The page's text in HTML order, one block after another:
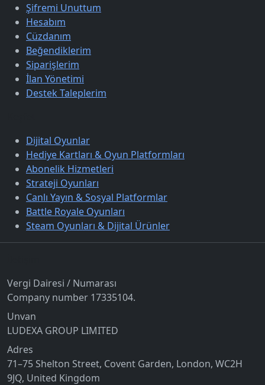
Şifremi Unuttum
Hesabım
Cüzdanım
Beğendiklerim
Siparişlerim
İlan Yönetimi
Destek Taleplerim
Dijital Oyunlar
Hediye Kartları & Oyun Platformları
Abonelik Hizmetleri
Strateji Oyunları
Canlı Yayın & Sosyal Platformlar
Battle Royale Oyunları
Steam Oyunları & Dijital Ürünler
Vergi Dairesi / Numarası
Company number 17335104.
Unvan
LUDEXA GROUP LIMITED
Adres
71–75 Shelton Street, Covent Garden, London, WC2H
9JQ, United Kingdom